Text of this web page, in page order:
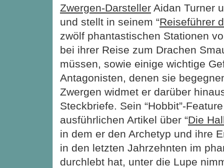
Zwergen-Darsteller Aidan Turner
und stellt in seinem “Reiseführer
zwölf phantastischen Stationen
bei ihrer Reise zum Drachen
müssen, sowie einige wichtige
Antagonisten, denen sie
Zwergen widmet er darüber
Steckbriefe. Sein “Hobbit”-
ausführlichen Artikel über “Die
in dem er den Archetyp und ihre
in den letzten Jahrzehnten im
durchlebt hat, unter die Lupe